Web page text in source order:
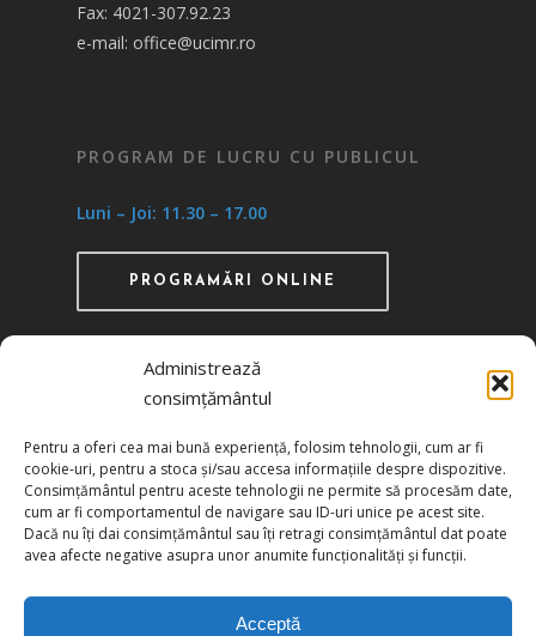
Administrează
consimțământul
Pentru a oferi cea mai bună experiență, folosim tehnologii, cum ar fi
cookie-uri, pentru a stoca și/sau accesa informațiile despre dispozitive.
Consimțământul pentru aceste tehnologii ne permite să procesăm date,
cum ar fi comportamentul de navigare sau ID-uri unice pe acest site.
Dacă nu îți dai consimțământul sau îți retragi consimțământul dat poate
avea afecte negative asupra unor anumite funcționalități și funcții.
Acceptă
Fax: 4021-307.92.23
e-mail: office@ucimr.ro
PROGRAM DE LUCRU CU PUBLICUL
Luni – Joi: 11.30 – 17.00
PROGRAMĂRI ONLINE
prin HG 1242/29.11.2000 publicată în MO nr.
634/06.12.2000
Politica de confidențialitate
Politica de cookies